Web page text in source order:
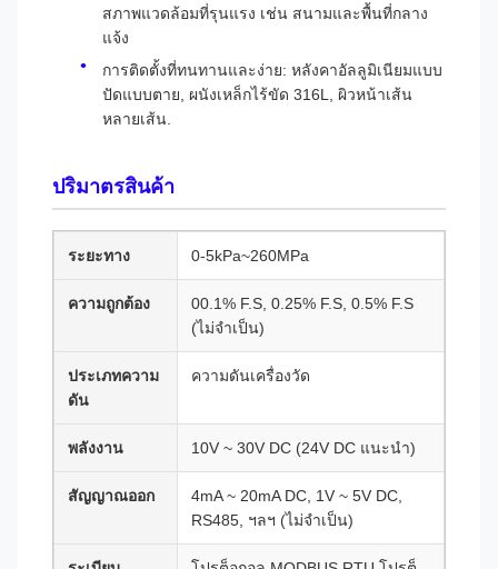
สภาพแวดล้อมที่รุนแรง เช่น สนามและพื้นที่กลาง
แจ้ง
การติดตั้งที่ทนทานและง่าย: หลังคาอัลลูมิเนียมแบบ
ปัดแบบตาย, ผนังเหล็กไร้ขัด 316L, ผิวหน้าเส้น
หลายเส้น.
ปริมาตรสินค้า
ระยะทาง 0-5kPa~260MPa
ความถูกต้อง
00.1% F.S, 0.25% F.S, 0.5% F.S
(ไม่จําเป็น)
ประเภทความ
ดัน
ความดันเครื่องวัด
พลังงาน 10V ~ 30V DC (24V DC แนะนํา)
สัญญาณออก
4mA ~ 20mA DC, 1V ~ 5V DC,
RS485, ฯลฯ (ไม่จําเป็น)